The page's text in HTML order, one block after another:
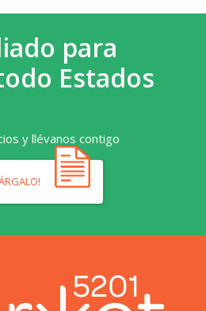
para
Estados
y llévanos contigo